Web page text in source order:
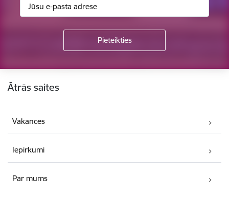
Ātrās saites
Vakances
Iepirkumi
Par mums